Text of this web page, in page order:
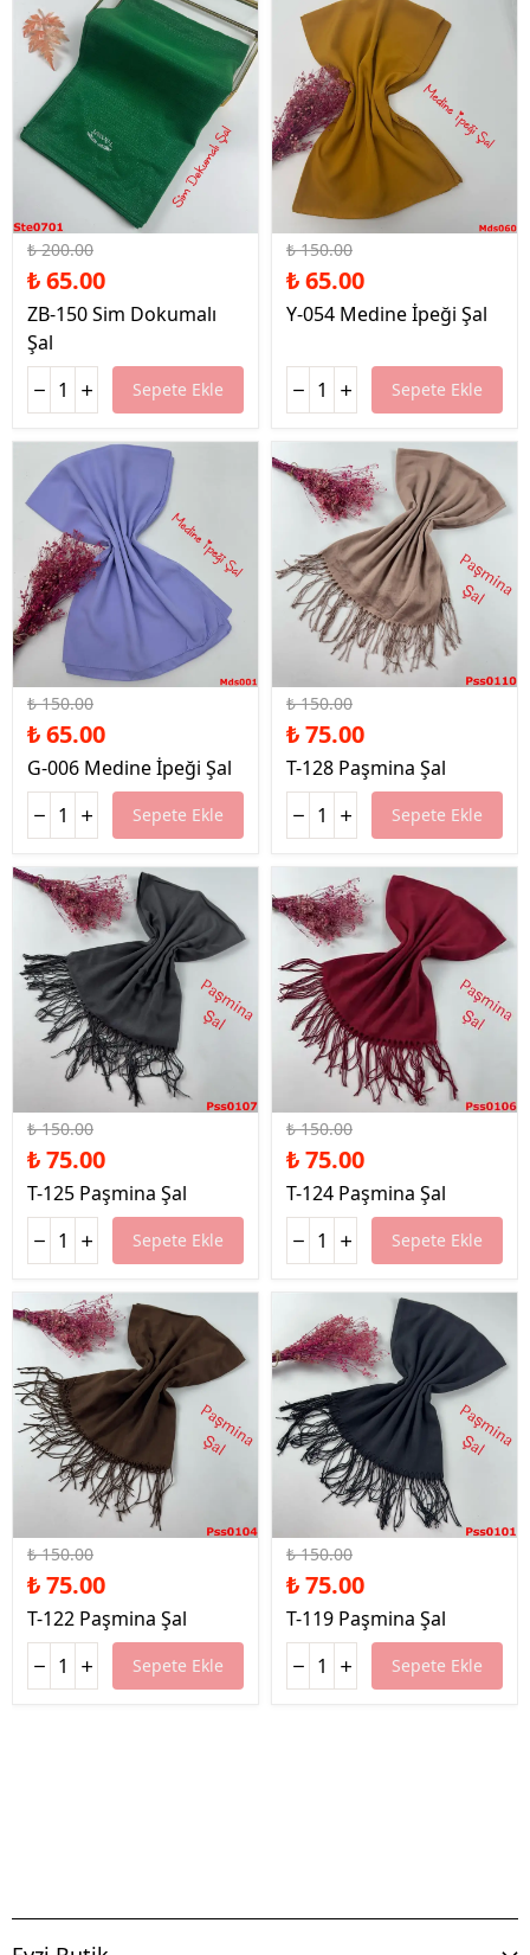
%68 İndirim
₺ 200.00
₺ 65.00
ZB-150 Sim Dokumalı
Şal
Sepete Ekle
%57 İndirim
₺ 150.00
₺ 65.00
Y-054 Medine İpeği Şal
Sepete Ekle
%57 İndirim
₺ 150.00
₺ 65.00
G-006 Medine İpeği Şal
Sepete Ekle
%50 İndirim
₺ 150.00
₺ 75.00
T-128 Paşmina Şal
Sepete Ekle
₺ 150.00
₺ 75.00
T-125 Paşmina Şal
Sepete Ekle
%50 İndirim
₺ 150.00
₺ 75.00
T-124 Paşmina Şal
Sepete Ekle
%50 İndirim
₺ 150.00
₺ 75.00
T-122 Paşmina Şal
Sepete Ekle
₺ 150.00
₺ 75.00
T-119 Paşmina Şal
Sepete Ekle